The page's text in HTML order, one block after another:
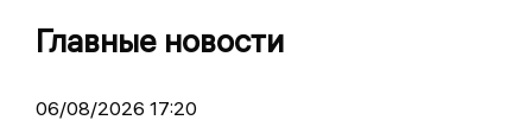
Главные новости
06/08/2026 17:20